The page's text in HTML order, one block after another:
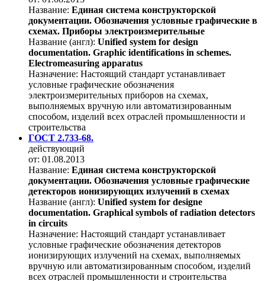
Название: Единая система конструкторской
документации. Обозначения условные графические в
схемах. Приборы электроизмерительные
Название (англ): Unified system for design
documentation. Graphic identifications in schemes.
Electromeasuring apparatus
Назначение: Настоящий стандарт устанавливает
условные графические обозначения
электроизмерительных приборов на схемах,
выполняемых вручную или автоматизированным
способом, изделий всех отраслей промышленности и
строительства
ГОСТ 2.733-68.
действующий
от: 01.08.2013
Название: Единая система конструкторской
документации. Обозначения условные графические
детекторов ионизирующих излучений в схемах
Название (англ): Unified system for designe
documentation. Graphical symbols of radiation detectors
in circuits
Назначение: Настоящий стандарт устанавливает
условные графические обозначения детекторов
ионизирующих излучений на схемах, выполняемых
вручную или автоматизированным способом, изделий
всех отраслей промышленности и строительства